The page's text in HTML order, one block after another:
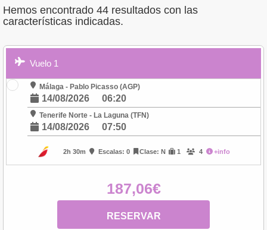
Hemos encontrado 44 resultados con las
características indicadas.
Vuelo 1
Málaga - Pablo Picasso (AGP)
14/08/2026 06:20
Tenerife Norte - La Laguna (TFN)
14/08/2026 07:50
2h 30m Escalas: 0 Clase: N 1 4 +info
187,06€
RESERVAR